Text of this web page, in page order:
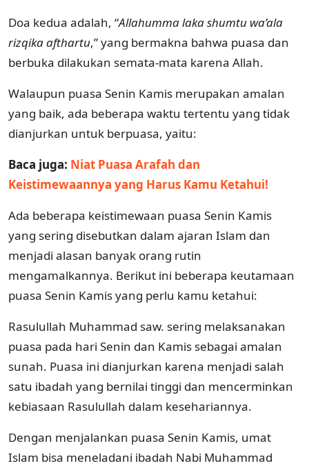
Doa kedua adalah, “Allahumma laka shumtu wa’ala
rizqika afthartu,” yang bermakna bahwa puasa dan
berbuka dilakukan semata-mata karena Allah.
Walaupun puasa Senin Kamis merupakan amalan
yang baik, ada beberapa waktu tertentu yang tidak
dianjurkan untuk berpuasa, yaitu:
Baca juga: Niat Puasa Arafah dan
Keistimewaannya yang Harus Kamu Ketahui!
Ada beberapa keistimewaan puasa Senin Kamis
yang sering disebutkan dalam ajaran Islam dan
menjadi alasan banyak orang rutin
mengamalkannya. Berikut ini beberapa keutamaan
puasa Senin Kamis yang perlu kamu ketahui:
Rasulullah Muhammad saw. sering melaksanakan
puasa pada hari Senin dan Kamis sebagai amalan
sunah. Puasa ini dianjurkan karena menjadi salah
satu ibadah yang bernilai tinggi dan mencerminkan
kebiasaan Rasulullah dalam kesehariannya.
Dengan menjalankan puasa Senin Kamis, umat
Islam bisa meneladani ibadah Nabi Muhammad